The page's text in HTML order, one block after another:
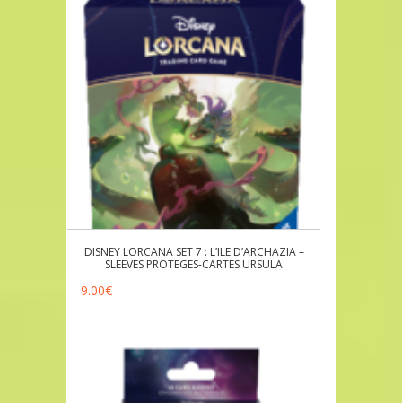
DISNEY LORCANA SET 7 : L’ILE D’ARCHAZIA –
SLEEVES PROTEGES-CARTES URSULA
9.00€